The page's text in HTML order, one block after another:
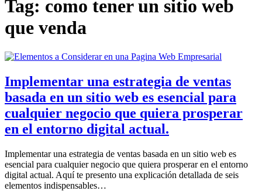
Tag: como tener un sitio web
que venda
Implementar una estrategia de ventas
basada en un sitio web es esencial para
cualquier negocio que quiera prosperar
en el entorno digital actual.
Implementar una estrategia de ventas basada en un sitio web es
esencial para cualquier negocio que quiera prosperar en el entorno
digital actual. Aquí te presento una explicación detallada de seis
elementos indispensables…